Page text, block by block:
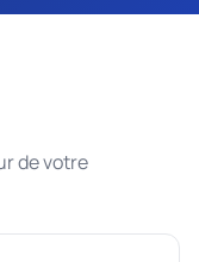
de votre